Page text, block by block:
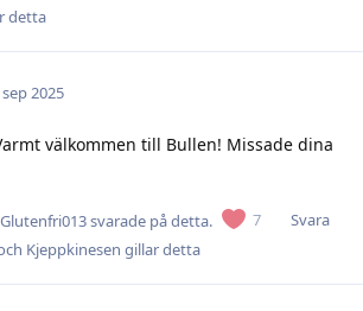
detta
sep 2025
välkommen till Bullen! Missade dina
7 Svara
Glutenfri013svarade på detta.
Kjeppkinesen gillar detta